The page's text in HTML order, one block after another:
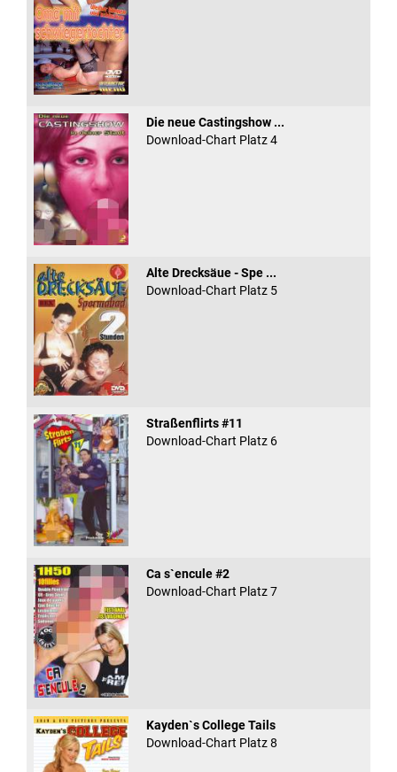
Die neue Castingshow ...
Download-Chart Platz 4
Alte Drecksäue - Spe ...
Download-Chart Platz 5
Straßenflirts #11
Download-Chart Platz 6
Ca s`encule #2
Download-Chart Platz 7
Kayden`s College Tails
Download-Chart Platz 8